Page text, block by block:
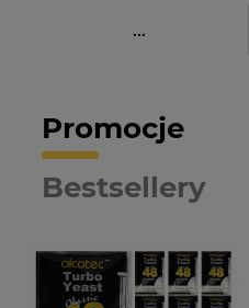
...
Promocje
Bestsellery